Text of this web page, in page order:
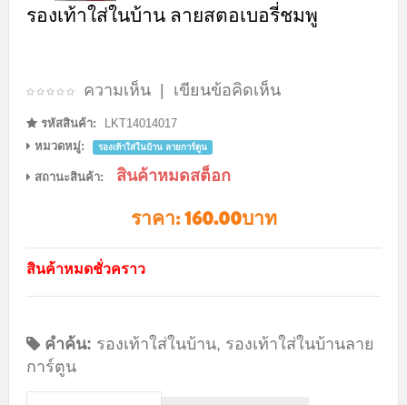
รองเท้าใส่ในบ้าน ลายสตอเบอรี่ชมพู
ความเห็น | เขียนข้อคิดเห็น
รหัสสินค้า:
LKT14014017
หมวดหมู่:
รองเท้าใส่ในบ้าน ลายการ์ตูน
สถานะสินค้า: สินค้าหมดสต็อก
ราคา:160.00บาท
สินค้าหมดชั่วคราว
คำค้น: รองเท้าใส่ในบ้าน, รองเท้าใส่ในบ้านลาย
การ์ตูน